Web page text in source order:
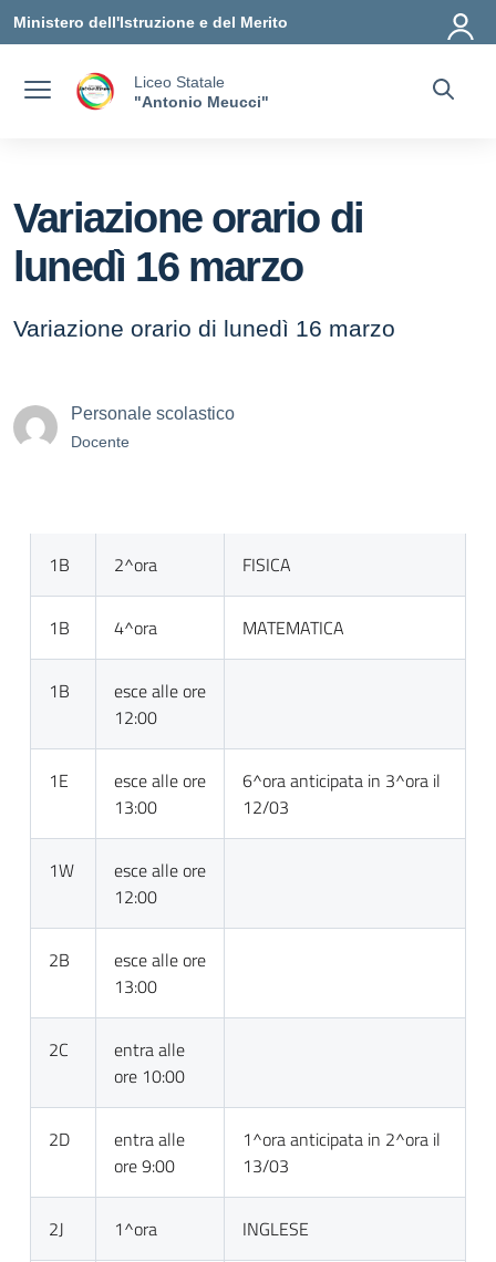
Vai ai contenuti
Vai al menu di navigazione
Vai al footer
Ministero dell'Istruzione e del Merito
Liceo Statale
"Antonio Meucci"
Variazione orario di
lunedì 16 marzo
Variazione orario di lunedì 16 marzo
Personale scolastico
Docente
1B 2^ora FISICA
1B 4^ora MATEMATICA
1B
esce alle ore
12:00
1E
esce alle ore
13:00
6^ora anticipata in 3^ora il
12/03
1W
esce alle ore
12:00
2B
esce alle ore
13:00
2C
entra alle
ore 10:00
2D
entra alle
ore 9:00
1^ora anticipata in 2^ora il
13/03
2J 1^ora INGLESE